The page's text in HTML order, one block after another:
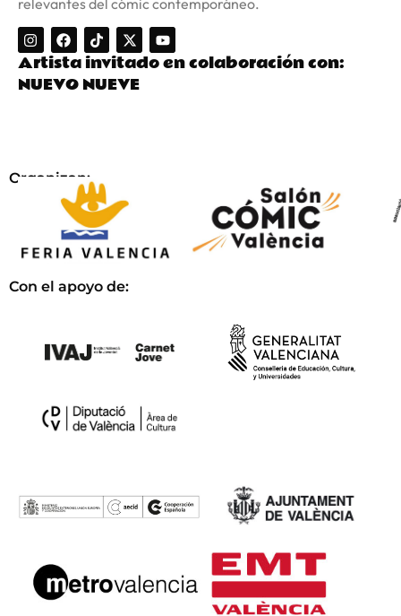
Artista invitado en colaboración con:
NUEVO NUEVE
Organizan:
Con el apoyo de: